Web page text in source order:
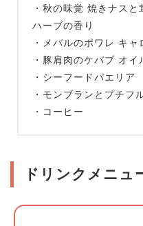
・秋の味覚 焼きナス
ハーブの香り
・メバルのポワレ キ
・豚肩肉のケバブ オイ
・シーフードパエリア
・モンブランとプチフ
・コーヒー
ドリンクメニュ